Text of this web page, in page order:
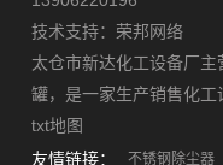
技术支持： 荣邦网络
太仓市新达化工设备厂主
罐，是一家生产销售化
txt地图
友情链接：
不锈钢除尘器